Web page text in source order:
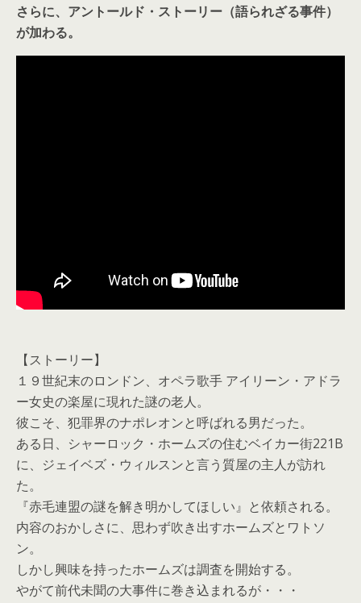
さらに、アントールド・ストーリー（語られざる事件）
が加わる。
【ストーリー】
１９世紀末のロンドン、オペラ歌手 アイリーン・アドラ
ー女史の楽屋に現れた謎の老人。
彼こそ、犯罪界のナポレオンと呼ばれる男だった。
ある日、シャーロック・ホームズの住むベイカー街221B
に、ジェイベズ・ウィルスンと言う質屋の主人が訪れ
た。
『赤毛連盟の謎を解き明かしてほしい』と依頼される。
内容のおかしさに、思わず吹き出すホームズとワトソ
ン。
しかし興味を持ったホームズは調査を開始する。
やがて前代未聞の大事件に巻き込まれるが・・・